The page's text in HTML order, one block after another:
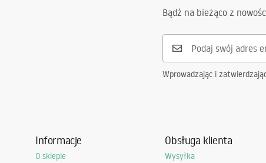
Bądź na bieżąco z
Wprowadzając i
Informacje
O sklepie
Obsługa klienta
Wysyłka